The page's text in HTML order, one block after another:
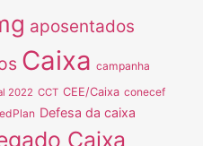
aposentados
Caixa campanha
2022 CCT CEE/Caixa conecef
Defesa da caixa
Caixa